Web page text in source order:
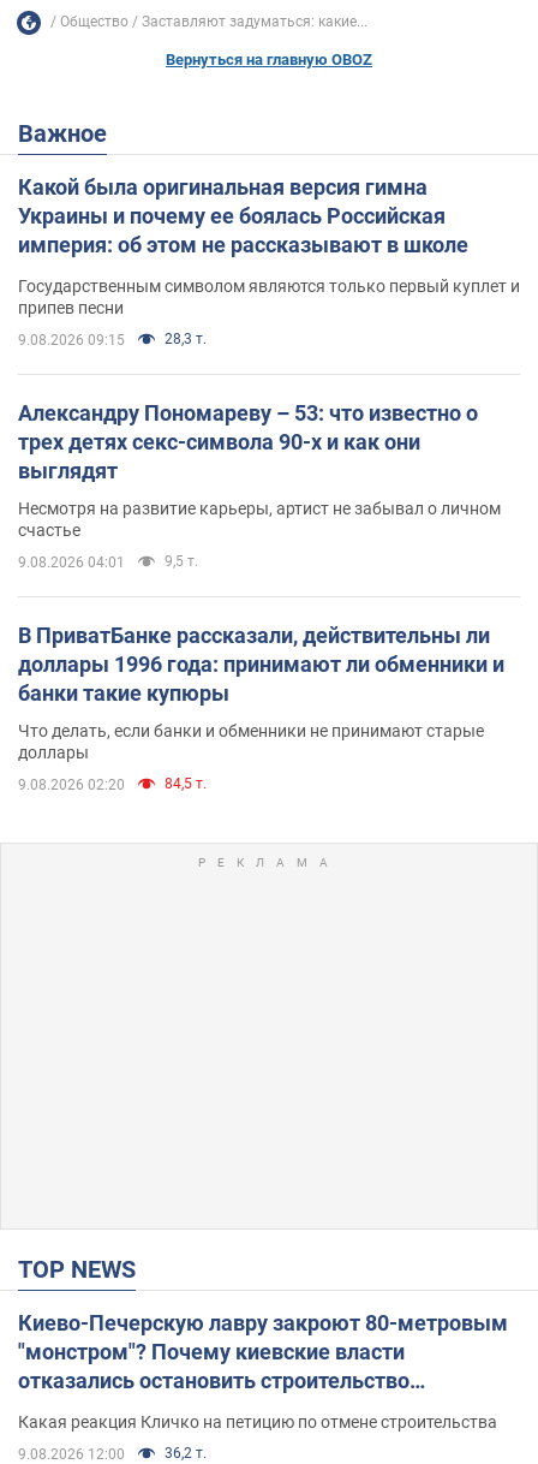
Общество Заставляют задуматься: какие...
Вернуться на главную OBOZ
Важное
Какой была оригинальная версия гимна
Украины и почему ее боялась Российская
империя: об этом не рассказывают в школе
Государственным символом являются только первый куплет и
припев песни
9.08.2026 09:15 28,3 т.
Александру Пономареву – 53: что известно о
трех детях секс-символа 90-х и как они
выглядят
Несмотря на развитие карьеры, артист не забывал о личном
счастье
9.08.2026 04:01 9,5 т.
В ПриватБанке рассказали, действительны ли
доллары 1996 года: принимают ли обменники и
банки такие купюры
Что делать, если банки и обменники не принимают старые
доллары
9.08.2026 02:20 84,5 т.
TOP NEWS
Киево-Печерскую лавру закроют 80-метровым
"монстром"? Почему киевские власти
отказались остановить строительство
Какая реакция Кличко на петицию по отмене строительства
9.08.2026 12:00 36,2 т.